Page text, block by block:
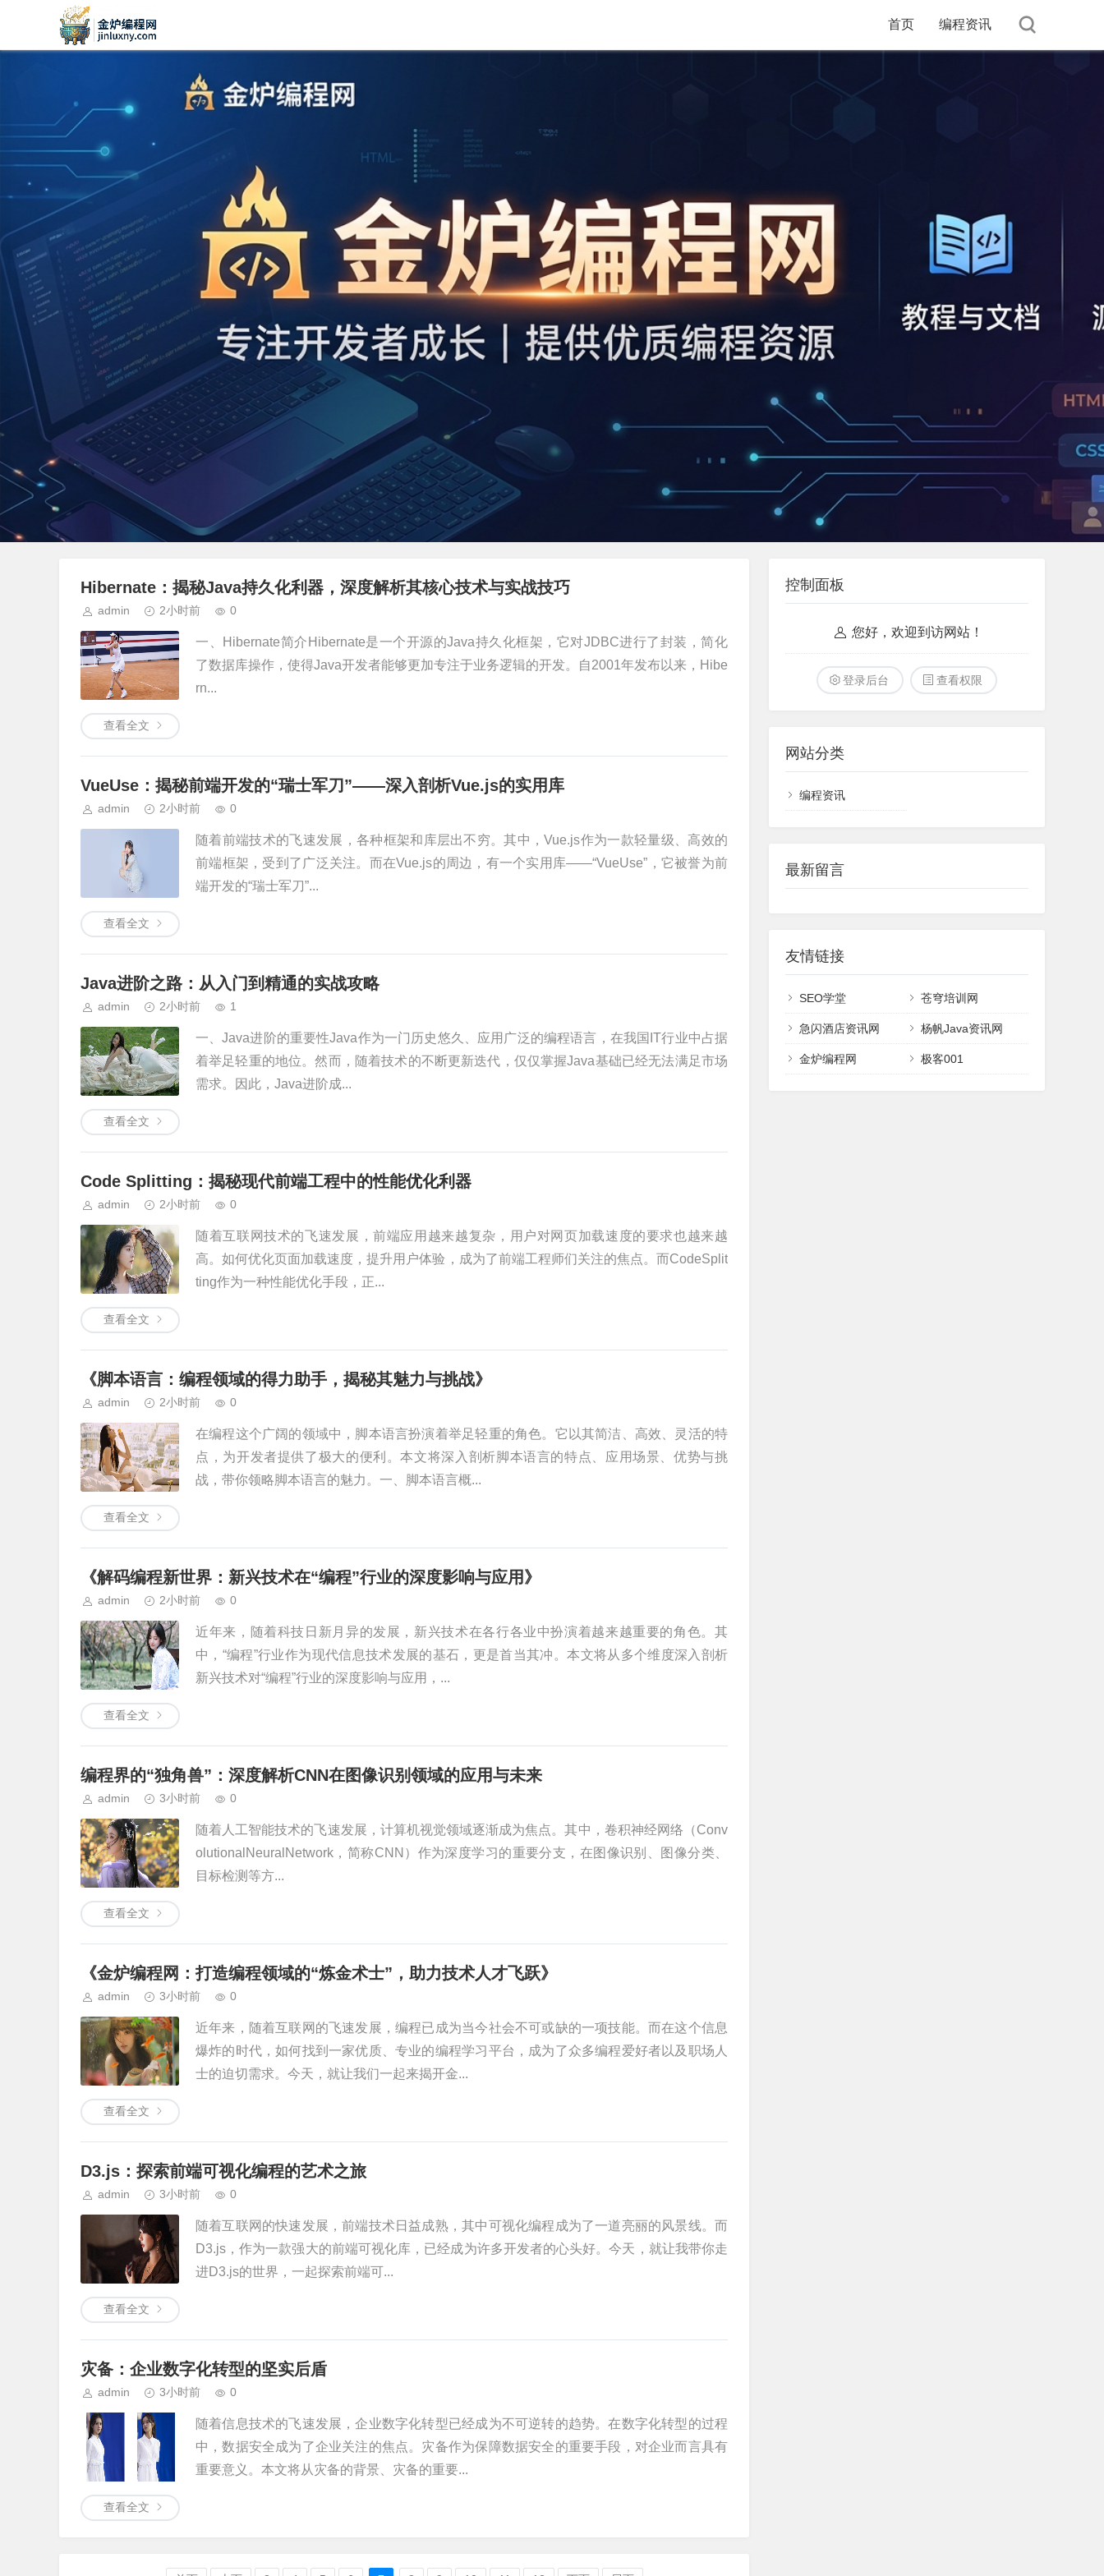
首页 编程资讯
Hibernate：揭秘Java持久化利器，深度解析其核心技术与实战技巧
admin 2小时前 0
一、Hibernate简介Hibernate是一个开源的Java持久化框架，它对JDBC进行了封装，简化
了数据库操作，使得Java开发者能够更加专注于业务逻辑的开发。自2001年发布以来，Hibe
rn...
查看全文
VueUse：揭秘前端开发的“瑞士军刀”——深入剖析Vue.js的实用库
admin 2小时前 0
随着前端技术的飞速发展，各种框架和库层出不穷。其中，Vue.js作为一款轻量级、高效的
前端框架，受到了广泛关注。而在Vue.js的周边，有一个实用库——“VueUse”，它被誉为前
端开发的“瑞士军刀”...
查看全文
Java进阶之路：从入门到精通的实战攻略
admin 2小时前 1
一、Java进阶的重要性Java作为一门历史悠久、应用广泛的编程语言，在我国IT行业中占据
着举足轻重的地位。然而，随着技术的不断更新迭代，仅仅掌握Java基础已经无法满足市场
需求。因此，Java进阶成...
查看全文
Code Splitting：揭秘现代前端工程中的性能优化利器
admin 2小时前 0
随着互联网技术的飞速发展，前端应用越来越复杂，用户对网页加载速度的要求也越来越
高。如何优化页面加载速度，提升用户体验，成为了前端工程师们关注的焦点。而CodeSplit
ting作为一种性能优化手段，正...
查看全文
《脚本语言：编程领域的得力助手，揭秘其魅力与挑战》
admin 2小时前 0
在编程这个广阔的领域中，脚本语言扮演着举足轻重的角色。它以其简洁、高效、灵活的特
点，为开发者提供了极大的便利。本文将深入剖析脚本语言的特点、应用场景、优势与挑
战，带你领略脚本语言的魅力。一、脚本语言概...
查看全文
《解码编程新世界：新兴技术在“编程”行业的深度影响与应用》
admin 2小时前 0
近年来，随着科技日新月异的发展，新兴技术在各行各业中扮演着越来越重要的角色。其
中，“编程”行业作为现代信息技术发展的基石，更是首当其冲。本文将从多个维度深入剖析
新兴技术对“编程”行业的深度影响与应用，...
查看全文
编程界的“独角兽”：深度解析CNN在图像识别领域的应用与未来
admin 3小时前 0
随着人工智能技术的飞速发展，计算机视觉领域逐渐成为焦点。其中，卷积神经网络（Conv
olutionalNeuralNetwork，简称CNN）作为深度学习的重要分支，在图像识别、图像分类、
目标检测等方...
查看全文
《金炉编程网：打造编程领域的“炼金术士”，助力技术人才飞跃》
admin 3小时前 0
近年来，随着互联网的飞速发展，编程已成为当今社会不可或缺的一项技能。而在这个信息
爆炸的时代，如何找到一家优质、专业的编程学习平台，成为了众多编程爱好者以及职场人
士的迫切需求。今天，就让我们一起来揭开金...
查看全文
D3.js：探索前端可视化编程的艺术之旅
admin 3小时前 0
随着互联网的快速发展，前端技术日益成熟，其中可视化编程成为了一道亮丽的风景线。而
D3.js，作为一款强大的前端可视化库，已经成为许多开发者的心头好。今天，就让我带你走
进D3.js的世界，一起探索前端可...
查看全文
灾备：企业数字化转型的坚实后盾
admin 3小时前 0
随着信息技术的飞速发展，企业数字化转型已经成为不可逆转的趋势。在数字化转型的过程
中，数据安全成为了企业关注的焦点。灾备作为保障数据安全的重要手段，对企业而言具有
重要意义。本文将从灾备的背景、灾备的重要...
查看全文
控制面板
您好，欢迎到访网站！
登录后台 查看权限
网站分类
编程资讯
最新留言
友情链接
SEO学堂 苍穹培训网
急闪酒店资讯网 杨帆Java资讯网
金炉编程网 极客001